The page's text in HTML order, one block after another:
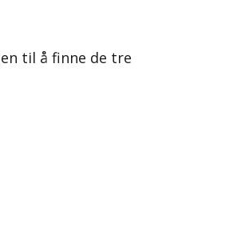
til å finne de tre